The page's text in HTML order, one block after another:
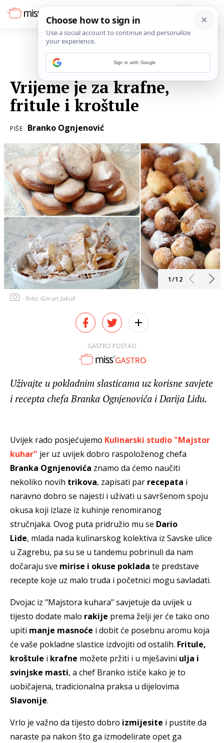
Vrijeme je za krafne,
fritule i kroštule
PIŠE Branko Ognjenović
1/12
foto: Goran Jakuš
GASTRO POSTAO
Uživajte u pokladnim slasticama uz korisne savjete
i recepta chefa Branka Ognjenovića i Darija Lidu.
Uvijek rado posjećujemo Kulinarski studio "Majstor
kuhar" jer uz uvijek dobro raspoloženog chefa
Branka Ognjenovića znamo da ćemo naučiti
nekoliko novih trikova, zapisati par recepata i
naravno dobro se najesti i uživati u savršenom spoju
okusa koji izlaze iz kuhinje renomiranog
stručnjaka. Ovog puta pridružio mu se Dario
Lide, mlada nada kulinarskog kolektiva iz Savske ulice
u Zagrebu, pa su se u tandemu pobrinuli da nam
dočaraju sve mirise i okuse poklada te predstave
recepte koje uz malo truda i početnici mogu savladati.
Dvojac iz "Majstora kuhara" savjetuje da uvijek u
tijesto dodate malo rakije prema želji jer će tako ono
upiti manje masnoće i dobit će posebnu aromu koja
će vaše pokladne slastice izdvojiti od ostalih. Fritule,
kroštule i krafne možete pržiti i u mješavini ulja i
svinjske masti, a chef Branko ističe kako je to
uobičajena, tradicionalna praksa u dijelovima
Slavonije.
Vrlo je važno da tijesto dobro izmijesite i pustite da
naraste pa nakon što ga izmodelirate opet ga
Sign in with Google